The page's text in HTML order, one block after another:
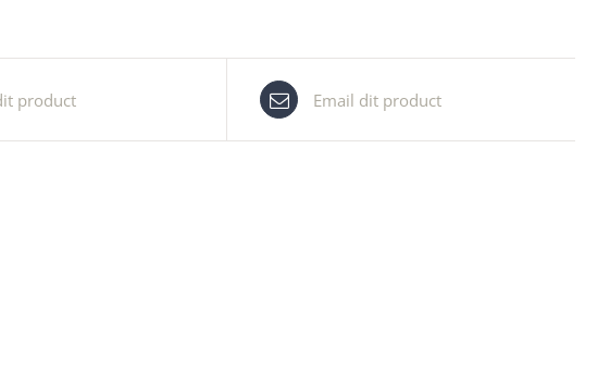
product Email dit product